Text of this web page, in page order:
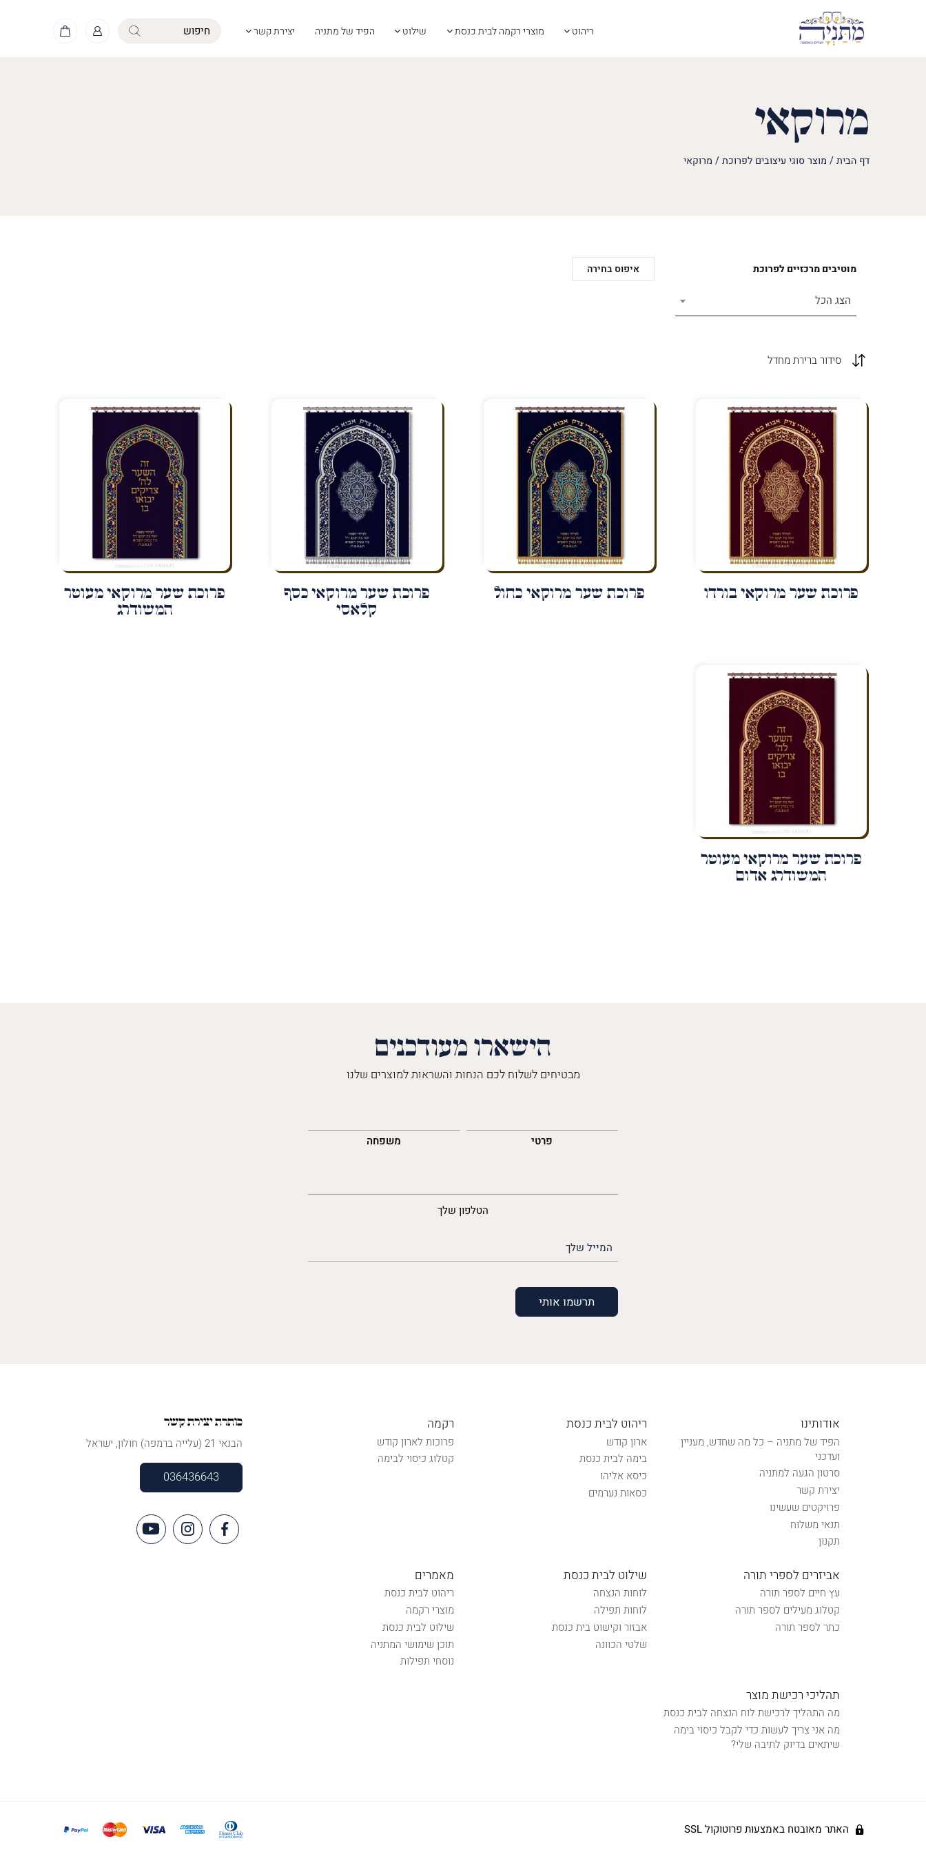
ריהוט מוצרי רקמה לבית כנסת שילוט הפיד של מתניה יצירת קשר
מרוקאי
דף הבית/ מוצר סוגי עיצובים לפרוכת/ מרוקאי
מוטיבים מרכזיים לפרוכת
הצג הכל
איפוס בחירה
פרוכת שער מרוקאי בורדו פרוכת שער מרוקאי כחול
פרוכת שער מרוקאי כסף
קלאסי
פרוכת שער מרוקאי מעוטר
המשודרג
פרוכת שער מרוקאי מעוטר
המשודרג אדום
הישארו מעודכנים
מבטיחים לשלוח לכם הנחות והשראות למוצרים שלנו
פרטי משפחה
הטלפון שלך
אודותינו
הפיד של מתניה – כל מה שחדש, מעניין
ועדכני
סרטון הגעה למתניה
יצירת קשר
פרויקטים שעשינו
תנאי משלוח
תקנון
ריהוט לבית כנסת
ארון קודש
בימה לבית כנסת
כיסא אליהו
כסאות נערמים
רקמה
פרוכות לארון קודש
קטלוג כיסוי לבימה
אביזרים לספרי תורה
עץ חיים לספר תורה
קטלוג מעילים לספר תורה
כתר לספר תורה
שילוט לבית כנסת
לוחות הנצחה
לוחות תפילה
אבזור וקישוט בית כנסת
שלטי הכוונה
מאמרים
ריהוט לבית כנסת
מוצרי רקמה
שילוט לבית כנסת
תוכן שימושי המתניה
נוסחי תפילות
תהליכי רכישת מוצר
מה התהליך לרכישת לוח הנצחה לבית כנסת
מה אני צריך לעשות כדי לקבל כיסוי בימה
שיתאים בדיוק לתיבה שלי?
כותרת יצירת קשר
הבנאי 21 (עלייה ברמפה) חולון, ישראל
036436643
האתר מאובטח באמצעות פרוטוקול SSL